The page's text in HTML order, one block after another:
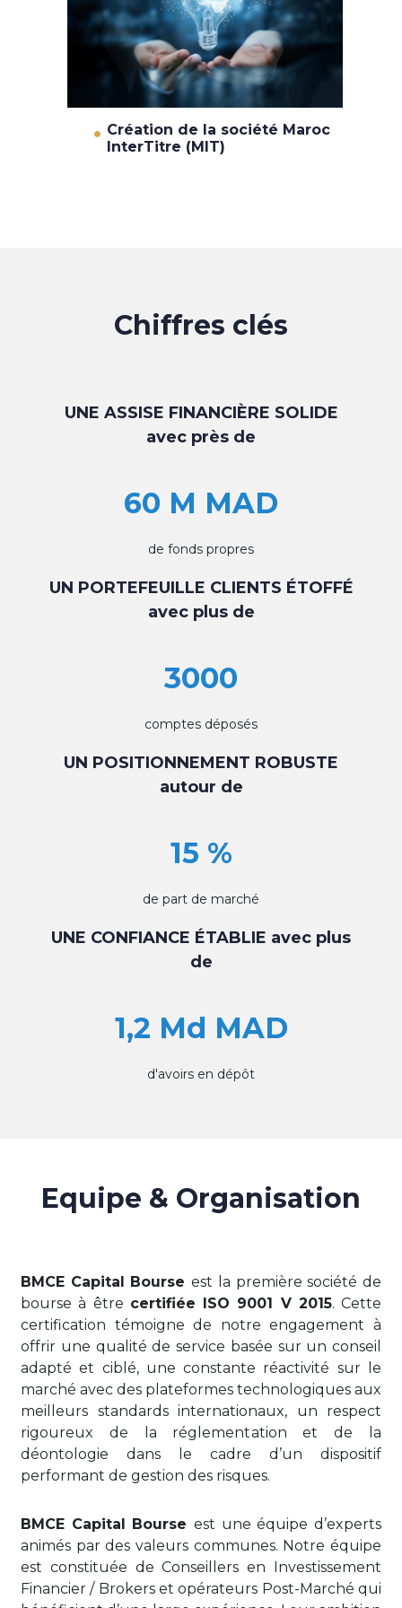
Création de la société Maroc
InterTitre (MIT)
Chiffres clés
UNE ASSISE FINANCIÈRE SOLIDE
avec près de
60 M MAD
de fonds propres
UN PORTEFEUILLE CLIENTS ÉTOFFÉ
avec plus de
3000
comptes déposés
UN POSITIONNEMENT ROBUSTE
autour de
15 %
de part de marché
UNE CONFIANCE ÉTABLIE avec plus
de
1,2 Md MAD
d'avoirs en dépôt
Equipe & Organisation
BMCE Capital Bourseest la première société de
bourse à être certifiée ISO 9001 V 2015. Cette
certification témoigne de notre engagement à
offrir une qualité de service basée sur un conseil
adapté et ciblé, une constante réactivité sur le
marché avec des plateformes technologiques aux
meilleurs standards internationaux, un respect
rigoureux de la réglementation et de la
déontologie dans le cadre d’un dispositif
performant de gestion des risques.
BMCE Capital Bourse est une équipe d’experts
animés par des valeurs communes. Notre équipe
est constituée de Conseillers en Investissement
Financier / Brokers et opérateurs Post-Marché qui